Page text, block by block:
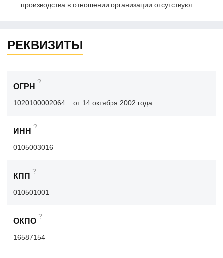
производства в отношении организации отсутствуют
РЕКВИЗИТЫ
ОГРН
?
1020100002064 от 14 октября 2002 года
ИНН
?
0105003016
КПП
?
010501001
ОКПО
?
16587154